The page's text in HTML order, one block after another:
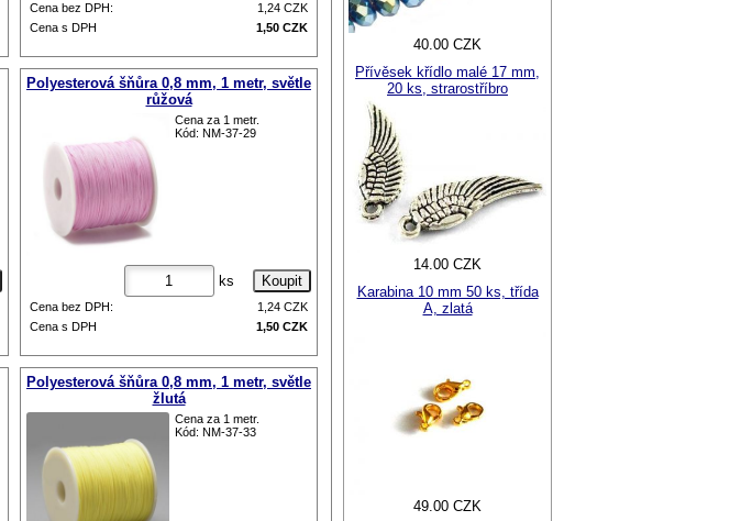
Cena bez DPH: 1,24 CZK
Cena s DPH
1,50 CZK
Polyesterová šňůra 0,8 mm, 1 metr, světle
růžová
Cena za 1 metr.
Kód: NM-37-29
ks
Cena bez DPH: 1,24 CZK
Cena s DPH
1,50 CZK
Polyesterová šňůra 0,8 mm, 1 metr, světle
žlutá
Cena za 1 metr.
Kód: NM-37-33
40.00 CZK
Přívěsek křídlo malé 17 mm,
20 ks, strarostříbro
14.00 CZK
Karabina 10 mm 50 ks, třída
A, zlatá
49.00 CZK